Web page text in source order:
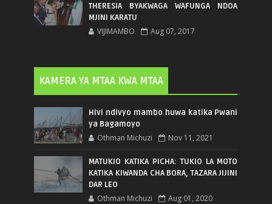
THERESIA BYAKWAGA WAFUNGA NDOA
MJINI KARATU
VIJIMAMBO Aug 07, 2017
KAMERA YA MTAA KWA MTAA
Hivi ndivyo mambo huwa katika Pwani
ya Bagamoyo
Othman Michuzi Nov 11, 2021
MATUKIO KATIKA PICHA: TUKIO LA MOTO
KATIKA KIWANDA CHA BORA, TAZARA JIJINI
DAR LEO
Othman Michuzi Aug 01, 2020